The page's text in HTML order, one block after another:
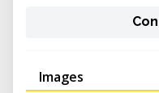
Images